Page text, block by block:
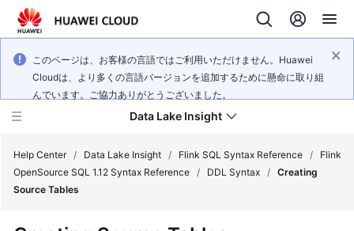
このページは、お客様の言語ではご利用いただけません。Huawei
Cloudは、より多くの言語バージョンを追加するために懸命に取り組
んでいます。ご協力ありがとうございました。
Data Lake Insight
Help Center / Data Lake Insight / Flink SQL Syntax Reference /
Flink
OpenSource SQL 1.12 Syntax Reference / DDL Syntax / Creating
Source Tables